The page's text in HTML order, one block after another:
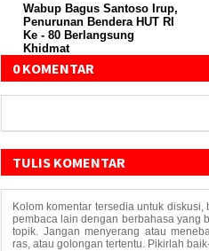
Wabup Bagus Santoso Irup,
Penurunan Bendera HUT RI
Ke - 80 Berlangsung
Khidmat
0 KOMENTAR
TULIS KOMENTAR
Kolom komentar tersedia untuk
pembaca lain dengan berbahasa yang
topik. Jangan menyerang atau
ras, atau golongan tertentu. Pikirlah